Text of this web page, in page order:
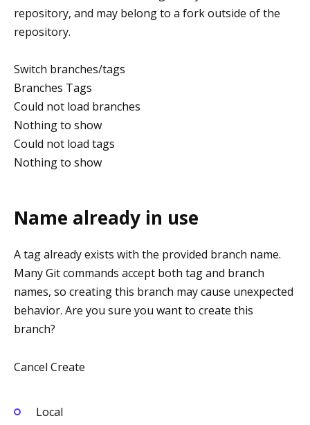
repository, and may belong to a fork outside of the
repository.
Switch branches/tags
Branches Tags
Could not load branches
Nothing to show
Could not load tags
Nothing to show
Name already in use
A tag already exists with the provided branch name.
Many Git commands accept both tag and branch
names, so creating this branch may cause unexpected
behavior. Are you sure you want to create this
branch?
Cancel Create
Local